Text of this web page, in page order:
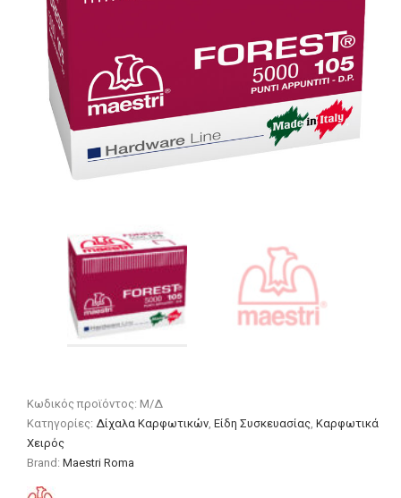
Κωδικός προϊόντος: Μ/Δ
Κατηγορίες: Δίχαλα Καρφωτικών ,Είδη Συσκευασίας ,Καρφωτικά
Χειρός
Brand:Maestri Roma